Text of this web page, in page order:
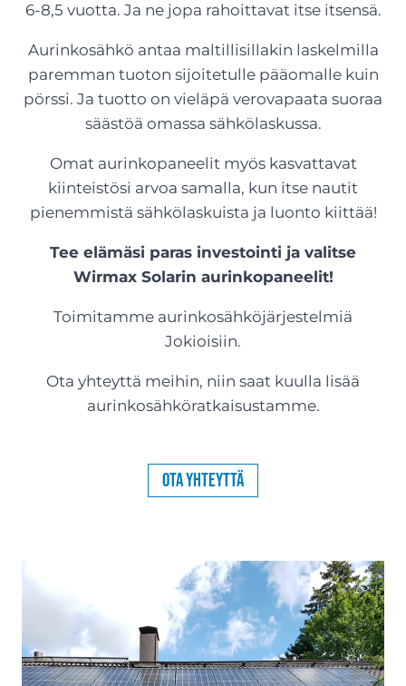
6-8,5 vuotta. Ja ne jopa rahoittavat itse itsensä.
Aurinkosähkö antaa maltillisillakin laskelmilla
paremman tuoton sijoitetulle pääomalle kuin
pörssi. Ja tuotto on vieläpä verovapaata suoraa
säästöä omassa sähkölaskussa.
Omat aurinkopaneelit myös kasvattavat
kiinteistösi arvoa samalla, kun itse nautit
pienemmistä sähkölaskuista ja luonto kiittää!
Tee elämäsi paras investointi ja valitse
Wirmax Solarin aurinkopaneelit!
Toimitamme aurinkosähköjärjestelmiä
Jokioisiin.
Ota yhteyttä meihin, niin saat kuulla lisää
aurinkosähköratkaisustamme.
Ota yhteyttä